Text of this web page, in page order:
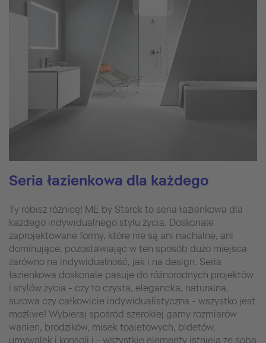
Seria łazienkowa dla każdego
Ty robisz różnicę! ME by Starck to seria łazienkowa dla
każdego indywidualnego stylu życia. Doskonale
zaprojektowane formy, które nie są ani nachalne, ani
dominujące, pozostawiając w ten sposób dużo miejsca
zarówno na indywidualność, jak i na design. Seria
łazienkowa doskonale pasuje do różnorodnych projektów
i stylów życia - czy to czysta, elegancka, naturalna,
surowa czy całkowicie indywidualistyczna - wszystko jest
możliwe! Wybieraj spośród szerokiej gamy rozmiarów
wanien, brodzików, misek toaletowych, bidetów,
umywalek i konsoli i - wszystkie elementy istnieją ze sobą